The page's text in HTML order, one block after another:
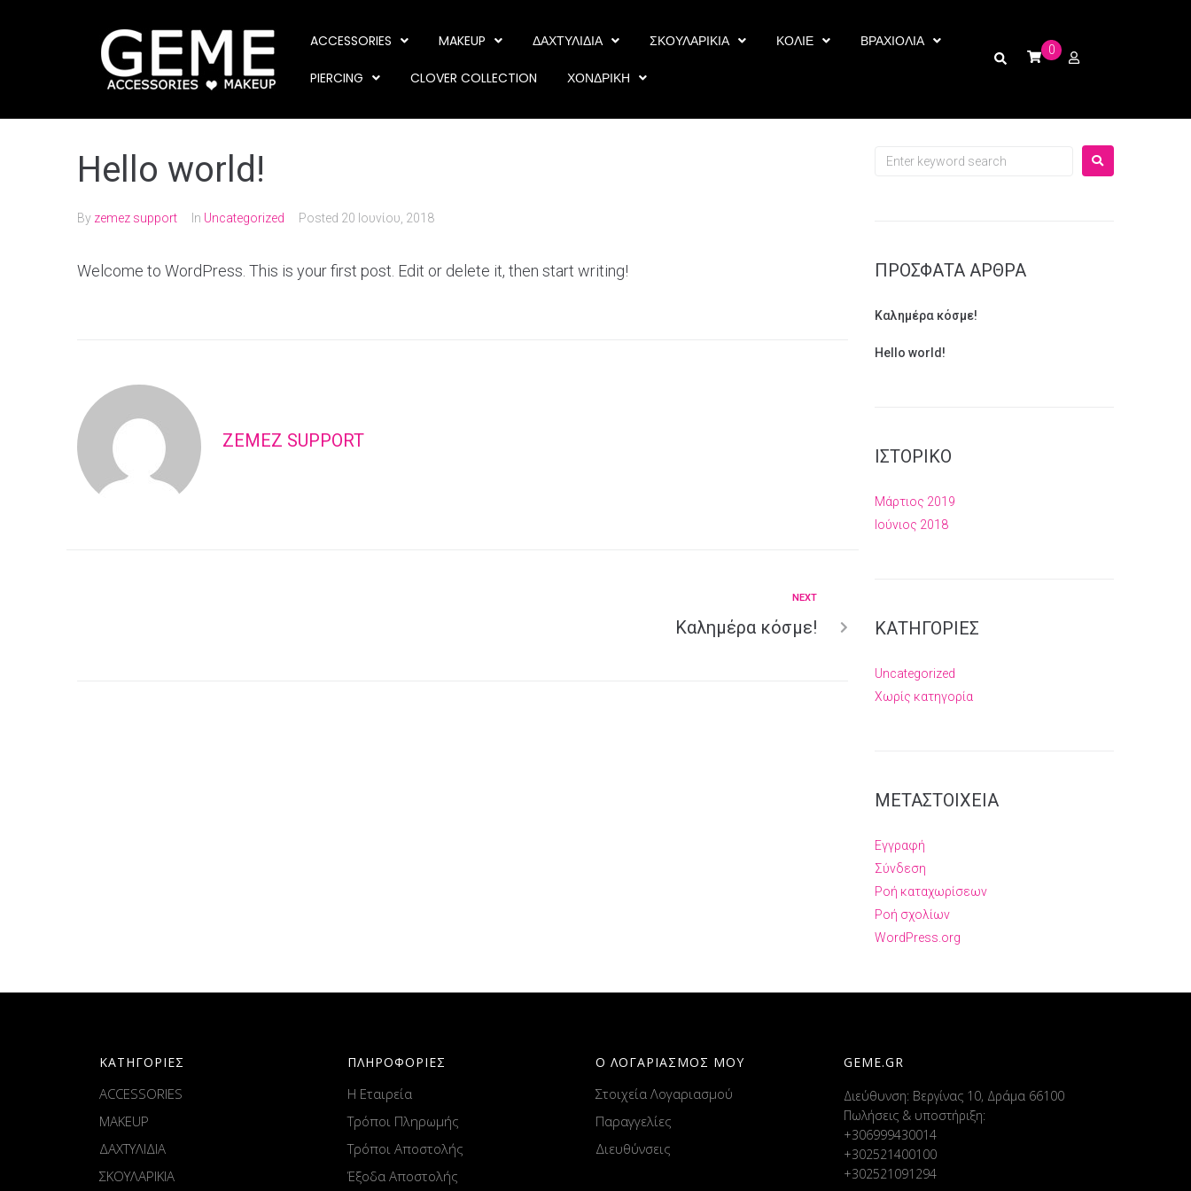
ACCESSORIES MAKEUP ΔΑΧΤΥΛΙΔΙΑ ΣΚΟΥΛΑΡΙΚΙΑ ΚΟΛΙΕ ΒΡΑΧΙΟΛΙΑ
PIERCING CLOVER COLLECTION ΧΟΝΔΡΙΚΗ
0
Hello world!
By zemez support In Uncategorized Posted 20 Ιουνίου, 2018
Welcome to WordPress. This is your first post. Edit or delete it, then start writing!
ZEMEZ SUPPORT
NEXT
Καλημέρα κόσμε!
ΠΡΌΣΦΑΤΑ ΆΡΘΡΑ
Καλημέρα κόσμε!
Hello world!
ΙΣΤΟΡΙΚΌ
Μάρτιος 2019
Ιούνιος 2018
KΑΤΗΓΟΡΊΕΣ
Uncategorized
Χωρίς κατηγορία
ΜΕΤΑΣΤΟΙΧΕΊΑ
Εγγραφή
Σύνδεση
Ροή καταχωρίσεων
Ροή σχολίων
WordPress.org
ΚΑΤΗΓΟΡΙΕΣ
ACCESSORIES
MAKEUP
ΔΑΧΤΥΛΙΔΙΑ
ΣΚΟΥΛΑΡΙΚΙΑ
ΠΛΗΡΟΦΟΡΙΕΣ
Η Εταιρεία
Τρόποι Πληρωμής
Τρόποι Αποστολής
Έξοδα Αποστολής
Ο ΛΟΓΑΡΙΑΣΜΟΣ ΜΟΥ
Στοιχεία Λογαριασμού
Παραγγελίες
Διευθύνσεις
GEME.GR
Διεύθυνση: Βεργίνας 10, Δράμα 66100
Πωλήσεις & υποστήριξη:
+306999430014
+302521400100
+302521091294